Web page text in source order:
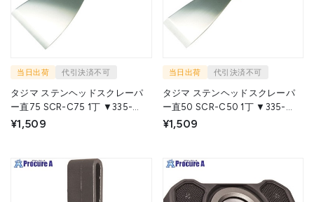
当日出荷 代引決済不可
タジマ ステンヘッドスクレーパ
ー直75 SCR-C75 1丁 ▼335-
8445
¥1,509
当日出荷 代引決済不可
タジマ ステンヘッドスクレーパ
ー直50 SCR-C50 1丁 ▼335-
8437
¥1,509